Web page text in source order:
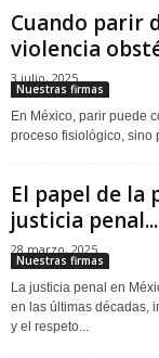
Cuando parir
violencia
3 julio, 2025
Nuestras firmas
En México, parir puede
proceso fisiológico, sino
El papel de la
justicia penal...
28 marzo, 2025
Nuestras firmas
La justicia penal en
en las últimas décadas,
y el respeto...